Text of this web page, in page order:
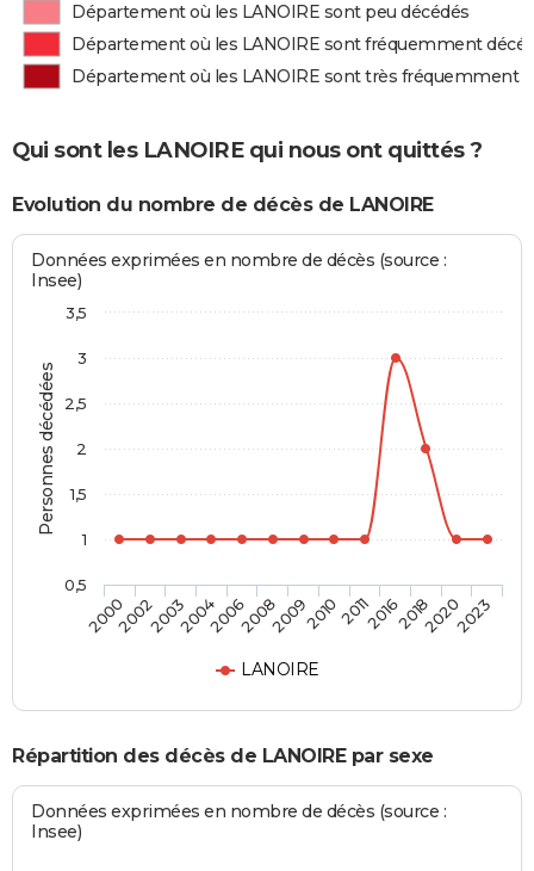
Département où les LANOIRE sont peu décédés
Département où les LANOIRE sont fréquemment
Département où les LANOIRE sont très fréquemment
Qui sont les LANOIRE qui nous ont quittés ?
Evolution du nombre de décès de LANOIRE
Personnes décédées
Données exprimées en nombre de décès (source :
Insee)
LANOIRE
2000200220032004200620082009201020112016201820202023
0,5
1
1,5
2
2,5
3
3,5
Répartition des décès de LANOIRE par sexe
Données exprimées en nombre de décès (source :
Insee)